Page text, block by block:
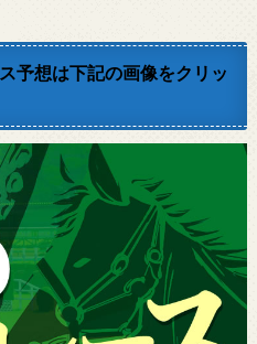
予想は下記の画像をクリッ